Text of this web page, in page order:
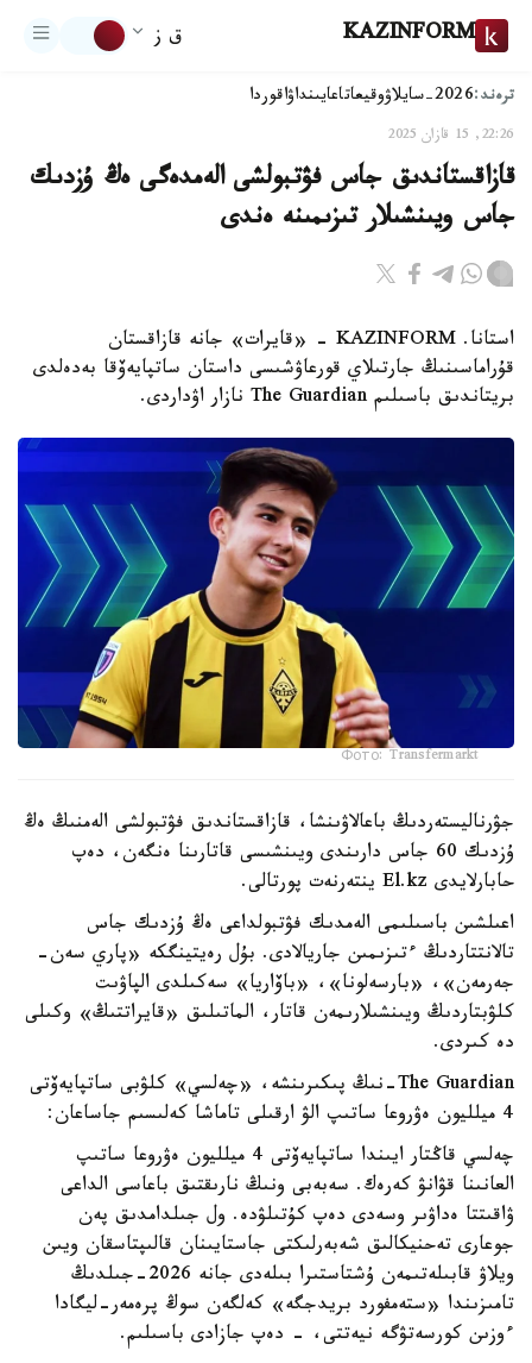
KAZINFORM ق ز
ترەند:2026-سايلاۋ وقيعاتاعايىنداۋاقوردا
22:26, 15 قازان 2025
قازاقستاندىق جاس فۋتبولشى الەمدەگى ەڭ ۇزدىك
جاس ويىنشىلار تىزىمىنە ەندى
استانا. KAZINFORM - «قايرات» جانە قازاقستان
قۇراماسىنىڭ جارتىلاي قورعاۋشىسى داستان ساتپايەۆقا بەدەلدى
بريتاندىق باسىلىم The Guardian نازار اۋداردى.
Фото: Transfermarkt
جۋرناليستەردىڭ باعالاۋىنشا، قازاقستاندىق فۋتبولشى الەمنىڭ ەڭ
ۇزدىك 60 جاس دارىندى ويىنشىسى قاتارىنا ەنگەن، دەپ
حابارلايدى El.kz ينتەرنەت پورتالى.
اعىلشىن باسىلىمى الەمدىك فۋتبولداعى ەڭ ۇزدىك جاس
تالانتتاردىڭ ءتىزىمىن جاريالادى. بۇل رەيتينگكە «پاري سەن-
جەرمەن»، «بارسەلونا»، «باۆاريا» سەكىلدى الپاۋىت
كلۋبتاردىڭ ويىنشىلارىمەن قاتار، الماتىلىق «قايراتتىڭ» وكىلى
دە كىردى.
The Guardian-نىڭ پىكىرىنشە، «چەلسي» كلۋبى ساتپايەۆتى
4 ميلليون ەۋروعا ساتىپ الۋ ارقىلى تاماشا كەلىسىم جاساعان:
چەلسي قاڭتار ايىندا ساتپايەۆتى 4 ميلليون ەۋروعا ساتىپ
العانىنا قۋانۋ كەرەك. سەبەبى ونىڭ نارىقتىق باعاسى الداعى
ۋاقىتتا ەداۋىر وسەدى دەپ كۇتىلۋدە. ول جىلدامدىق پەن
جوعارى تەحنيكالىق شەبەرلىكتى جاستايىنان قالىپتاسقان ويىن
ويلاۋ قابىلەتىمەن ۇشتاستىرا بىلەدى جانە 2026-جىلدىڭ
تامىزىندا «ستەمفورد بريدجگە» كەلگەن سوڭ پرەمەر-ليگادا
ءوزىن كورسەتۋگە نيەتتى، - دەپ جازادى باسىلىم.